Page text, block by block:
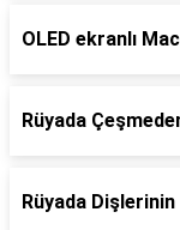
OLED ekranlı
Rüyada
Rüyada